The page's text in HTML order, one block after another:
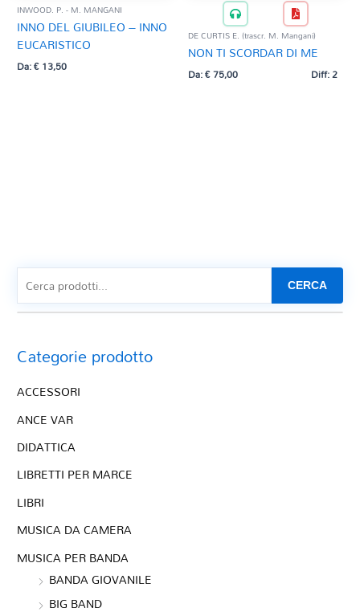
INWOOD. P. - M. MANGANI
INNO DEL GIUBILEO – INNO
EUCARISTICO
Da:€13,50
DE CURTIS E. (trascr. M. Mangani)
NON TI SCORDAR DI ME
Da:€75,00 Diff: 2
CERCA
Categorie prodotto
ACCESSORI
ANCE VAR
DIDATTICA
LIBRETTI PER MARCE
LIBRI
MUSICA DA CAMERA
MUSICA PER BANDA
BANDA GIOVANILE
BIG BAND